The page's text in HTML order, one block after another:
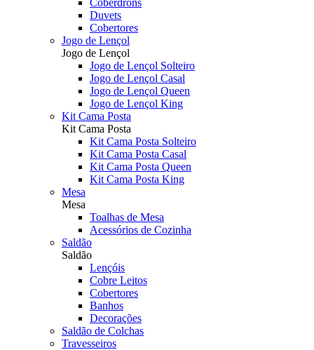
Coberdrons
Duvets
Cobertores
Jogo de Lençol
Jogo de Lençol
Jogo de Lençol Solteiro
Jogo de Lençol Casal
Jogo de Lençol Queen
Jogo de Lençol King
Kit Cama Posta
Kit Cama Posta
Kit Cama Posta Solteiro
Kit Cama Posta Casal
Kit Cama Posta Queen
Kit Cama Posta King
Mesa
Mesa
Toalhas de Mesa
Acessórios de Cozinha
Saldão
Saldão
Lençóis
Cobre Leitos
Cobertores
Banhos
Decorações
Saldão de Colchas
Travesseiros